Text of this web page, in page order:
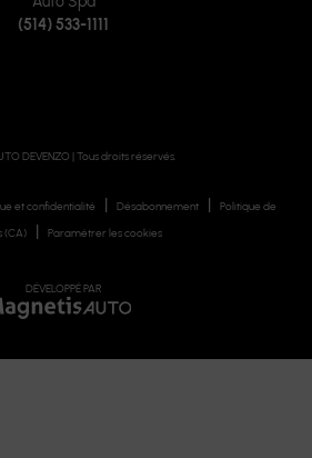
(514) 533-1111
DEVENZO | Tous droits réservés.
et confidentialité | Désabonnement|
Politique de
(CA)
| Paramétrer les cookies
DÉVELOPPÉ PAR